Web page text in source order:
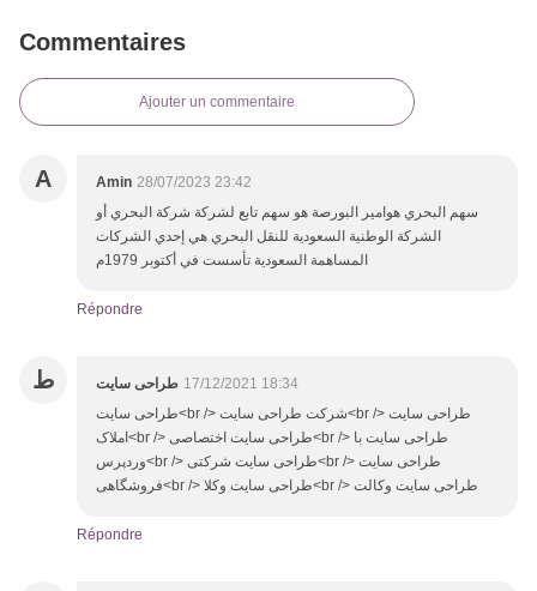
Commentaires
Ajouter un commentaire
A Amin 28/07/2023 23:42
سهم البحري هوامير البورصة هو سهم تابع لشركة شركة البحري أو
الشركة الوطنية السعودية للنقل البحري هي إحدي الشركات
المساهمة السعودية تأسست في أكتوبر 1979م
Répondre
ط طراحی سایت 17/12/2021 18:34
طراحی سایت<br /> شرکت طراحی سایت<br /> طراحی سایت
املاک<br /> طراحی سایت اختصاصی<br /> طراحی سایت با
وردپرس<br /> طراحی سایت شرکتی<br /> طراحی سایت
فروشگاهی<br /> طراحی سایت وکلا<br /> طراحی سایت وکالت
Répondre